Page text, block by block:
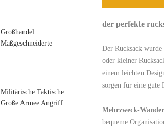
Großhandel
Maßgeschneiderte
Militärische Taktische
Große Armee Angriff
der perfekte
Der Rucksack
oder kleiner
einem leichten
sorgen für eine gute
Mehrzweck-
bequeme